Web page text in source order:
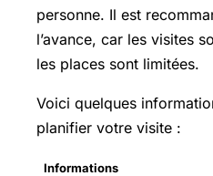
personne. Il est
l’avance, car les visites
les places sont limitées.
Voici quelques
planifier votre visite :
Informations